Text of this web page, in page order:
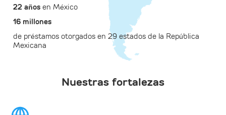
22 años en México
16 millones
de préstamos otorgados en 29 estados de la República
Mexicana
Nuestras fortalezas